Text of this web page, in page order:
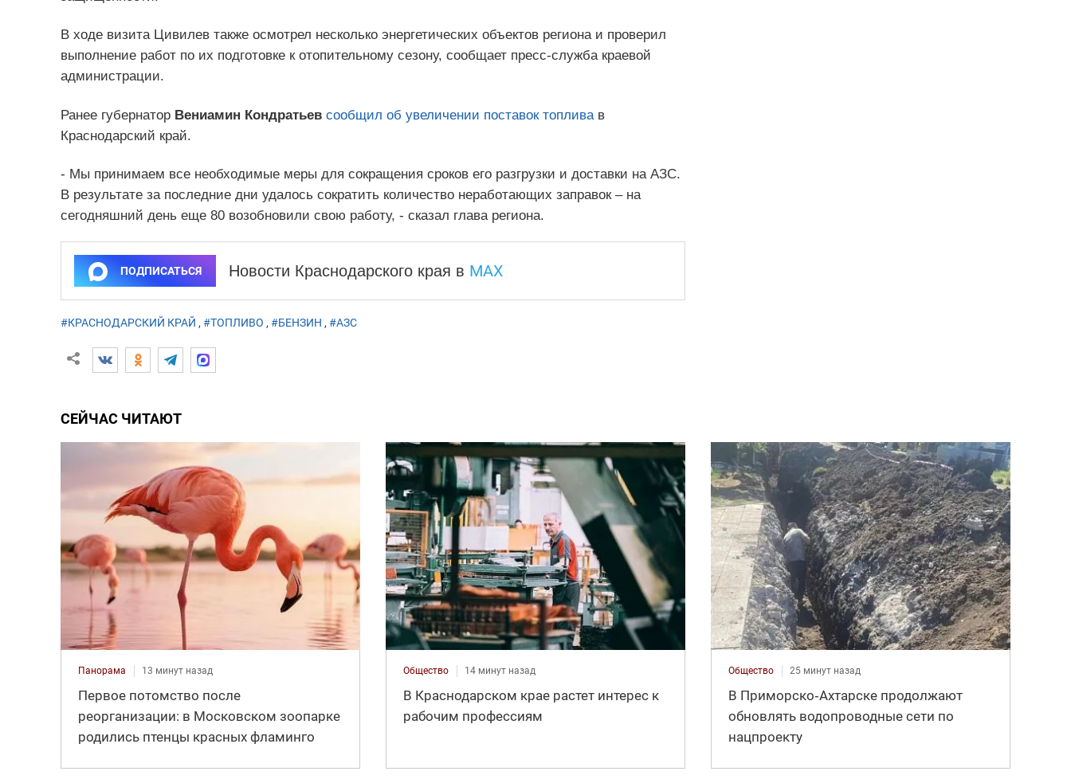
В ходе визита Цивилев также осмотрел несколько энергетических объектов региона и проверил
выполнение работ по их подготовке к отопительному сезону, сообщает пресс-служба краевой
администрации.
Ранее губернатор Вениамин Кондратьев сообщил об увеличении поставок топливав
Краснодарский край.
- Мы принимаем все необходимые меры для сокращения сроков его разгрузки и доставки на АЗС.
В результате за последние дни удалось сократить количество неработающих заправок – на
сегодняшний день еще 80 возобновили свою работу, - сказал глава региона.
ПОДПИСАТЬСЯ Новости Краснодарского края в MAX
#КРАСНОДАРСКИЙ КРАЙ , #ТОПЛИВО , #БЕНЗИН , #АЗС
СЕЙЧАС ЧИТАЮТ
Панорама 13 минут назад
Первое потомство после
реорганизации: в Московском зоопарке
родились птенцы красных фламинго
Общество 14 минут назад
В Краснодарском крае растет интерес к
рабочим профессиям
Общество 25 минут назад
В Приморско‑Ахтарске продолжают
обновлять водопроводные сети по
нацпроекту